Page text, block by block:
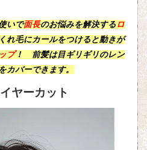
いで面長のお悩みを解決する ロ
れ毛にカールをつけると動きが
プ！ 前髪は目ギリギリのレン
カバーできます。
ヤーカット